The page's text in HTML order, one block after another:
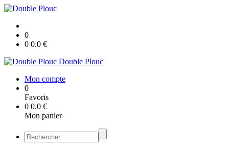
0
0 0.0 €
Double Plouc
Mon compte
0
Favoris
0 0.0 €
Mon panier